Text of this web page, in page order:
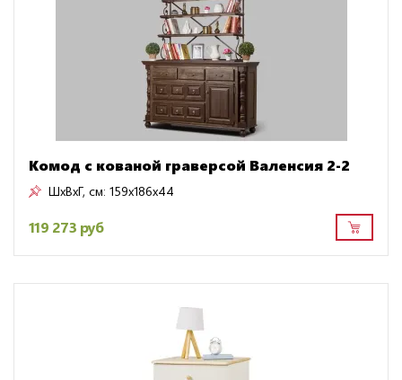
Комод с кованой граверсой Валенсия 2-2
ШxВxГ, см: 159x186x44
119 273 руб